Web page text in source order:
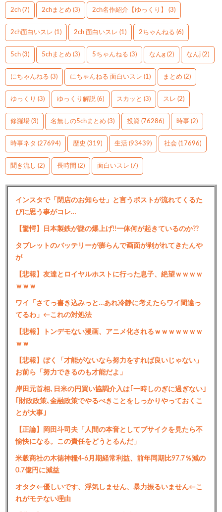
2ch (7) 2chまとめ (3) 2ch名作紹介【ゆっくり】 (3)
2ch面白いスレ (1) 2ch 面白いスレ (1) 2ちゃんねる (6)
5ch (3) 5chまとめ (3) 5ちゃんねる (3) なんg (2) なんj (2)
にちゃんねる (3) にちゃんねる 面白いスレ (1) まとめ (2)
ゆっくり (3) ゆっくり解説 (6) スカッと (3) スレ (2)
修羅場 (3) 名無しの5chまとめ (3) 投資 (76286) 時事 (2)
時事ネタ (27694) 歴史 (319) 生活 (93439) 社会 (17696)
聞き流し (2) 長時間 (2) 面白いスレ (7)
インスタで「閉店のお知らせ」と言うポストが流れてくるた
びに思う事がコレ…
【驚愕】日本製鉄が謎の爆上げ!!一体何が起きているのか??
タブレットのバッテリーが膨らんで画面が剥がれてきたんや
が
【悲報】友達とロイヤルホストに行った息子、絶望ｗｗｗｗ
ｗｗｗ
ワイ「さてっ書き込みっと…あれ冷静に考えたらワイ間違っ
てるわ」←これの対処法
【悲報】トンデモない漫画、アニメ化されるｗｗｗｗｗｗｗ
ｗｗ
【悲報】ぼく「才能がないなら努力をすれば良いじゃない」
お前ら「努力できるのも才能だよ」
岸田元首相､日米の円買い協調介入は｢一時しのぎに過ぎない｣
｢財政政策､金融政策でやるべきことをしっかりやっておくこ
とが大事｣
【正論】岡田斗司夫「人間の本音としてブサイクを見たら不
愉快になる。この責任をどうとるんだ」
米穀商社の木徳神糧4-6月期経常利益、前年同期比97.7％減の
0.7億円に減益
オタク←優しいです、浮気しません、暴力振るいません←こ
れがモテない理由